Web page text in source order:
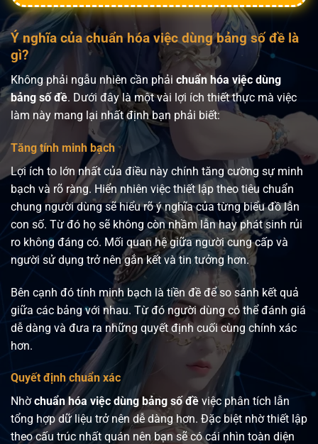
Ý nghĩa của chuẩn hóa việc dùng bảng số đề là
gì?
Không phải ngẫu nhiên cần phải chuẩn hóa việc dùng
bảng số đề. Dưới đây là một vài lợi ích thiết thực mà việc
làm này mang lại nhất định bạn phải biết:
Tăng tính minh bạch
Lợi ích to lớn nhất của điều này chính tăng cường sự minh
bạch và rõ ràng. Hiển nhiên việc thiết lập theo tiêu chuẩn
chung người dùng sẽ hiểu rõ ý nghĩa của từng biểu đồ lẫn
con số. Từ đó họ sẽ không còn nhầm lẫn hay phát sinh rủi
ro không đáng có. Mối quan hệ giữa người cung cấp và
người sử dụng trở nên gắn kết và tin tưởng hơn.
Bên cạnh đó tính minh bạch là tiền đề để so sánh kết quả
giữa các bảng với nhau. Từ đó người dùng có thể đánh giá
dễ dàng và đưa ra những quyết định cuối cùng chính xác
hơn.
Quyết định chuẩn xác
Nhờchuẩn hóa việc dùng bảng số đề việc phân tích lẫn
tổng hợp dữ liệu trở nên dễ dàng hơn. Đặc biệt nhờ thiết lập
theo cấu trúc nhất quán nên bạn sẽ có cái nhìn toàn diện